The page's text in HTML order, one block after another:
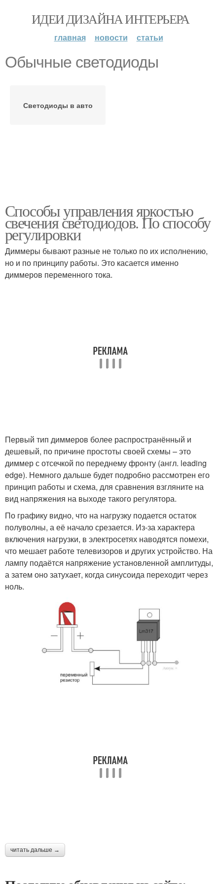
ИДЕИ ДИЗАЙНА ИНТЕРЬЕРА
главная новости статьи
Обычные светодиоды
Светодиоды в авто
Способы управления яркостью
свечения светодиодов. По способу
регулировки
Диммеры бывают разные не только по их исполнению,
но и по принципу работы. Это касается именно
диммеров переменного тока.
Первый тип диммеров более распространённый и
дешевый, по причине простоты своей схемы – это
диммер с отсечкой по переднему фронту (англ. leading
edge). Немного дальше будет подробно рассмотрен его
принцип работы и схема, для сравнения взгляните на
вид напряжения на выходе такого регулятора.
По графику видно, что на нагрузку подается остаток
полуволны, а её начало срезается. Из-за характера
включения нагрузки, в электросетях наводятся помехи,
что мешает работе телевизоров и других устройство. На
лампу подаётся напряжение установленной амплитуды,
а затем оно затухает, когда синусоида переходит через
ноль.
читать дальше →